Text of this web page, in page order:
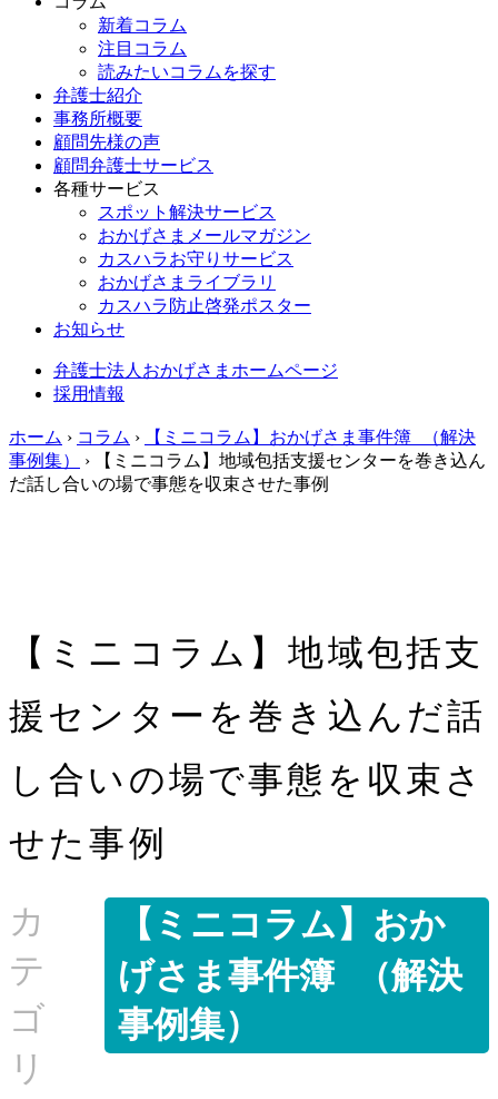
新着コラム
注目コラム
読みたいコラムを探す
弁護士紹介
事務所概要
顧問先様の声
顧問弁護士サービス
各種サービス
スポット解決サービス
おかげさまメールマガジン
カスハラお守りサービス
おかげさまライブラリ
カスハラ防止啓発ポスター
お知らせ
弁護士法人おかげさまホームページ
採用情報
ホーム › コラム ›
【ミニコラム】おかげさま事件簿 （解決
事例集）
› 【ミニコラム】地域包括支援センターを巻き込ん
だ話し合いの場で事態を収束させた事例
【ミニコラム】地域包括支
援センターを巻き込んだ話
し合いの場で事態を収束さ
せた事例
カ
テ
ゴ
リ
【ミニコラム】おか
げさま事件簿 （解決
事例集）